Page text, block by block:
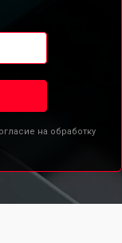
на обработку